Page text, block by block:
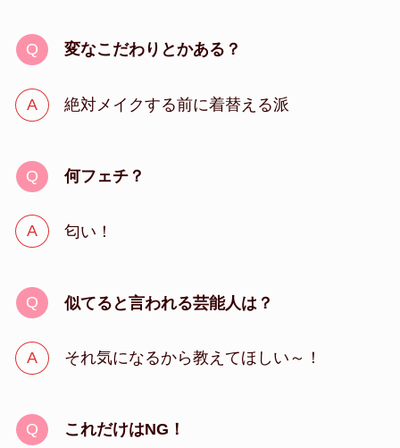
変なこだわりとかある？
絶対メイクする前に着替える派
何フェチ？
匂い！
似てると言われる芸能人は？
それ気になるから教えてほしい～！
これだけはNG！